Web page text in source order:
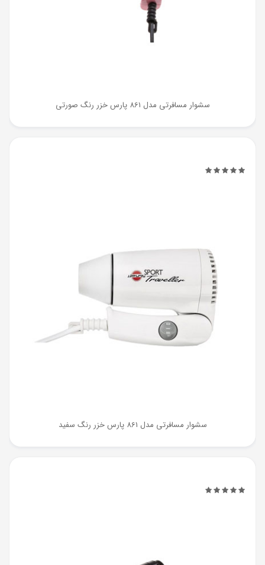
سشوار مسافرتی مدل 861 پارس خزر رنگ صورتی
سشوار مسافرتی مدل 861 پارس خزر رنگ سفید